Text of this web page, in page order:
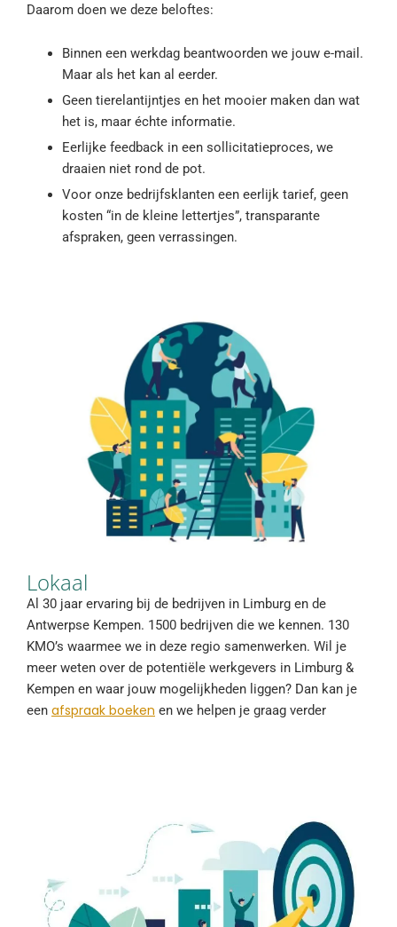
Daarom doen we deze beloftes:
Binnen een werkdag beantwoorden we jouw e-mail.
Maar als het kan al eerder.
Geen tierelantijntjes en het mooier maken dan wat
het is, maar échte informatie.
Eerlijke feedback in een sollicitatieproces, we
draaien niet rond de pot.
Voor onze bedrijfsklanten een eerlijk tarief, geen
kosten “in de kleine lettertjes”, transparante
afspraken, geen verrassingen.
Lokaal
Al 30 jaar ervaring bij de bedrijven in Limburg en de
Antwerpse Kempen. 1500 bedrijven die we kennen. 130
KMO’s waarmee we in deze regio samenwerken. Wil je
meer weten over de potentiële werkgevers in Limburg &
Kempen en waar jouw mogelijkheden liggen? Dan kan je
een afspraak boeken en we helpen je graag verder